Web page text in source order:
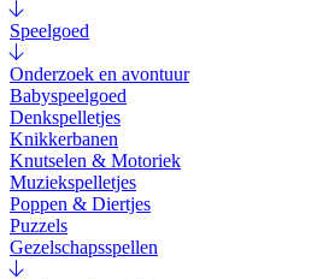
Speelgoed
Onderzoek en avontuur
Babyspeelgoed
Denkspelletjes
Knikkerbanen
Knutselen & Motoriek
Muziekspelletjes
Poppen & Diertjes
Puzzels
Gezelschapsspellen